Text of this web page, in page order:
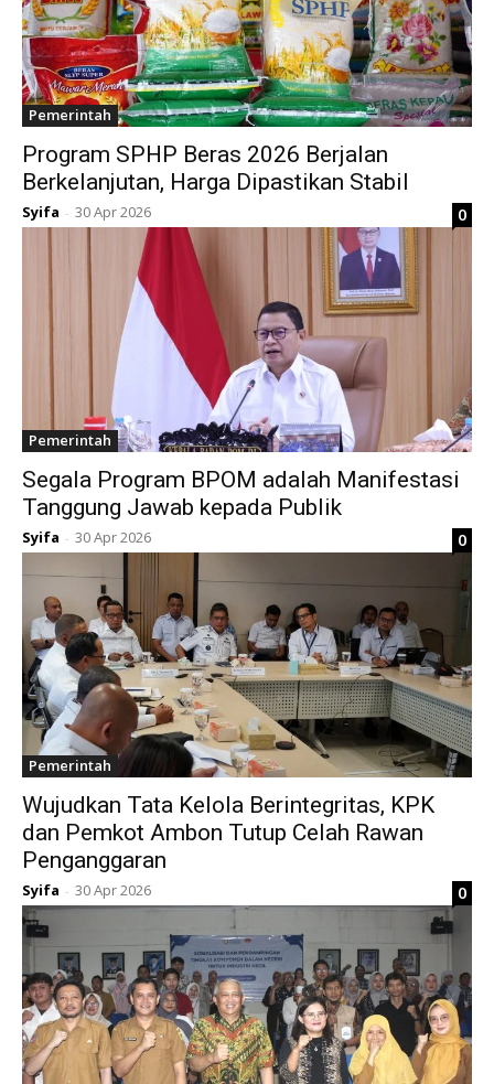
Pemerintah
Program SPHP Beras 2026 Berjalan
Berkelanjutan, Harga Dipastikan Stabil
Syifa - 30 Apr 2026 0
Pemerintah
Segala Program BPOM adalah Manifestasi
Tanggung Jawab kepada Publik
Syifa - 30 Apr 2026 0
Pemerintah
Wujudkan Tata Kelola Berintegritas, KPK
dan Pemkot Ambon Tutup Celah Rawan
Penganggaran
Syifa - 30 Apr 2026 0